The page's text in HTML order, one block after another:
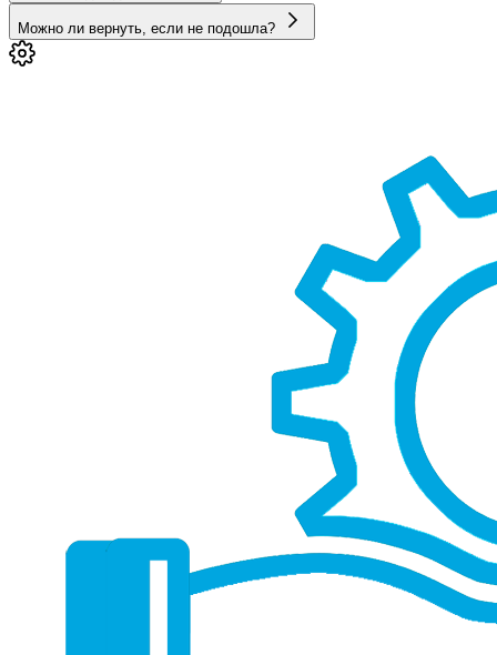
Можно ли вернуть, если не подошла?